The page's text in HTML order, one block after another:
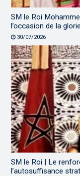
SM le Roi
l’occasion de la
30/07/2026
SM le Roi | Le
l’autosuffisance